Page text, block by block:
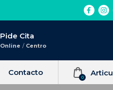
del
del
Pide Cita
Online / Centro
Contacto 0